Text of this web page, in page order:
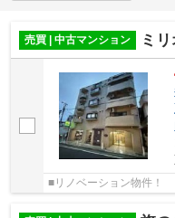
売買 | 中古マンション ミ
■リノベーション物件！